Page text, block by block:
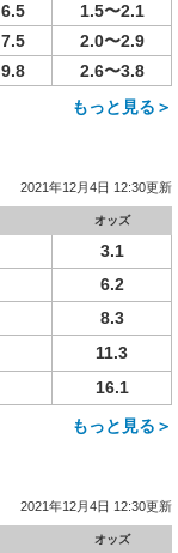
6.5
1.5〜2.1
7.5
2.0〜2.9
9.8
2.6〜3.8
もっと見る＞
2021年12月4日 12:30更新
オッズ
3.1
6.2
8.3
11.3
16.1
もっと見る＞
2021年12月4日 12:30更新
オッズ